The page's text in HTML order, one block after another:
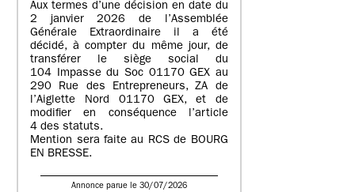
Aux termes d’une décision en date du
2 janvier 2026 de l’Assemblée
Générale Extraordinaire il a été
décidé, à compter du même jour, de
transférer le siège social du
104 Impasse du Soc 01170 GEX au
290 Rue des Entrepreneurs, ZA de
l’Aiglette Nord 01170 GEX, et de
modifier en conséquence l’article
4 des statuts.
Mention sera faite au RCS de BOURG
EN BRESSE.
Annonce parue le 30/07/2026